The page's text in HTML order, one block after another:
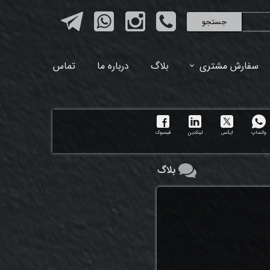
جستجو
سفارش مشتری بلاگ درباره ما تماس
واتساپ ایکس لینکدین فیسبوک
بلاگ